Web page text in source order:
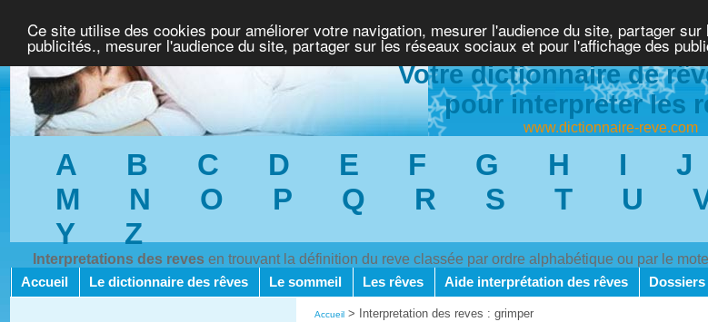
Ce site utilise des cookies pour améliorer votre navigation, mesurer l'audience du site, partager
publicités., mesurer l'audience du site, partager sur les réseaux sociaux et pour l'affichage des
Votre dictionnaire de
pour interpreter les
www.dictionnaire-reve.com
A B C D E F G H I J
M
N O P Q R S T U
Y
Z
Interpretations des reves en trouvant la définition du reve classée par ordre alphabétique ou par le
Accueil Le dictionnaire des rêves Le sommeil Les rêves Aide interprétation des rêves Dossiers
Accueil > Interpretation des reves : grimper